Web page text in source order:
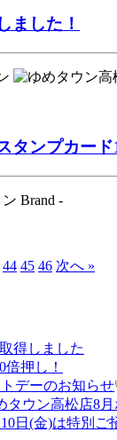
ました！
タンプカー
Brand -
44 45 46 次へ »
得しました
押し！
デーのお知らせ
タウン高松店8
日(金)は特別ご